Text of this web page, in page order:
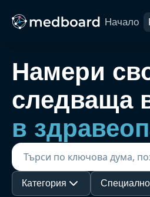
Начало
Намери
следваща
в
Категория